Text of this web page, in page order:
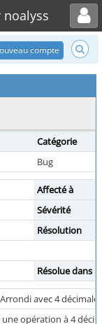
Toggle user menu
compte
Catégorie
Bug
Affecté à
Sévérité
Résolution
Résolue dans
avec 4 décimales
opération à 4